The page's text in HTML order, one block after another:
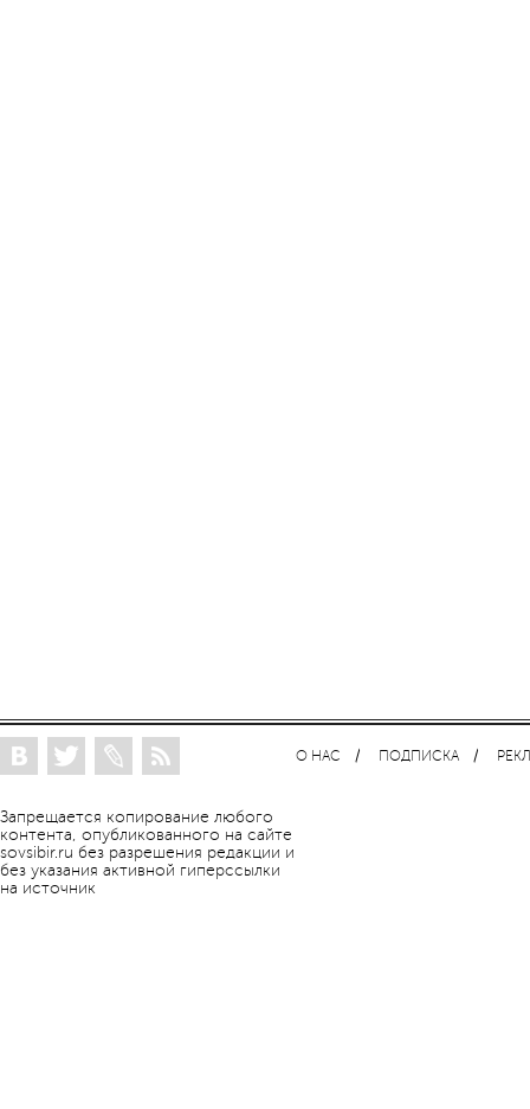
Запрещается копирование любого
контента, опубликованного на сайте
sovsibir.ru без разрешения редакции и
без указания активной гиперссылки
на источник
О НАС ПОДПИСКА